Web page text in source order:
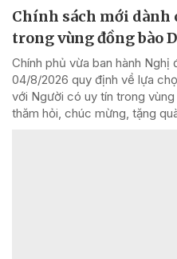
Chính sách mới dành
trong vùng đồng bào
Chính phủ vừa ban hành
04/8/2026 quy định về lựa
với Người có uy tín trong
thăm hỏi, chúc mừng, tặng